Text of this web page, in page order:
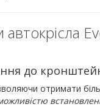
автокрісла
до
отримати